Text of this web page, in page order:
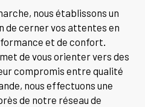
nous établissons un
de cerner vos attentes en
et de confort.
de vous orienter vers des
compromis entre qualité
nous effectuons une
de notre réseau de